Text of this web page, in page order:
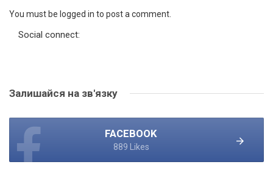
You must be logged in to post a comment.
Social connect:
Залишайся на зв'язку
FACEBOOK
889 Likes